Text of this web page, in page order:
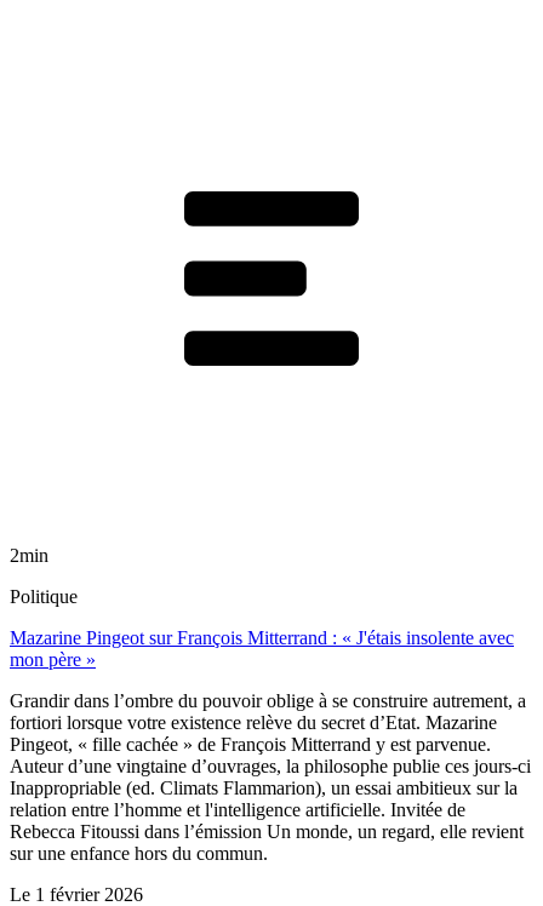
2min
Politique
Mazarine Pingeot sur François Mitterrand : « J'étais insolente avec
mon père »
Grandir dans l’ombre du pouvoir oblige à se construire autrement, a
fortiori lorsque votre existence relève du secret d’Etat. Mazarine
Pingeot, « fille cachée » de François Mitterrand y est parvenue.
Auteur d’une vingtaine d’ouvrages, la philosophe publie ces jours-ci
Inappropriable (ed. Climats Flammarion), un essai ambitieux sur la
relation entre l’homme et l'intelligence artificielle. Invitée de
Rebecca Fitoussi dans l’émission Un monde, un regard, elle revient
sur une enfance hors du commun.
Le 1 février 2026